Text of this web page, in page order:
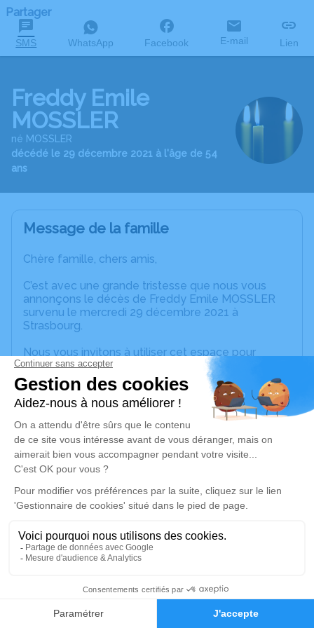
Faire-part Hommages
Partager
SMS WhatsApp Facebook E-mail Lien
Freddy Emile
MOSSLER
né MOSSLER
décédé le 29 décembre 2021 à l'âge de 54
ans
Message de la famille
Chère famille, chers amis,
C’est avec une grande tristesse que nous vous
annonçons le décès de Freddy Emile MOSSLER
survenu le mercredi 29 décembre 2021 à
Strasbourg.
Nous vous invitons à utiliser cet espace pour
laisser vos condoléances, partager des photos
souvenirs, une anecdote ou exprimer vos pensées
à travers des poèmes ou des textes. Cet endroit
est un lieu d'expression dédié à honorer la
mémoire de Freddy Emile MOSSLER.
Un service de plantation d’arbre hommage est
disponible ici.
Je rends hommage
Cérémonie religieuse
mardi 04 janvier 2022 à 14h30
rue principale
67990 Osthoffen